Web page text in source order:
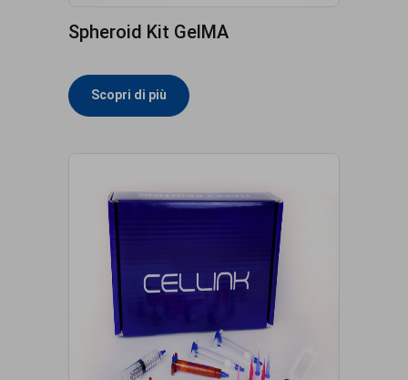
Spheroid Kit GelMA
Scopri di più